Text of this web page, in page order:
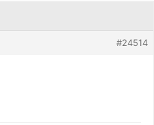
#24514